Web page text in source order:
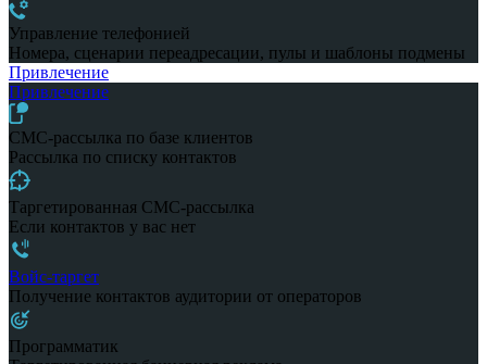
Управление телефонией
Номера, сценарии переадресации, пулы и шаблоны подмены
Привлечение
Привлечение
СМС-рассылка по базе клиентов
Рассылка по списку контактов
Таргетированная СМС-рассылка
Если контактов у вас нет
Войс-таргет
Получение контактов аудитории от операторов
Программатик